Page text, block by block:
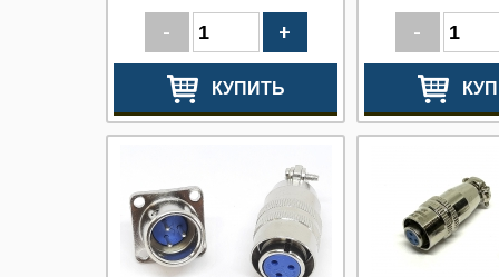
- +
КУПИТЬ
-